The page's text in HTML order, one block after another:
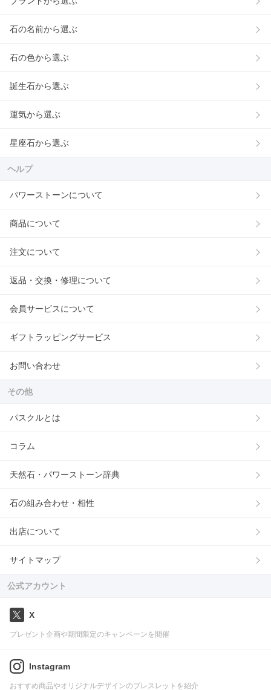
石の名前から選ぶ
石の色から選ぶ
誕生石から選ぶ
運気から選ぶ
星座石から選ぶ
ヘルプ
パワーストーンについて
商品について
注文について
返品・交換・修理について
会員サービスについて
ギフトラッピングサービス
お問い合わせ
その他
パスクルとは
コラム
天然石・パワーストーン辞典
石の組み合わせ・相性
出店について
サイトマップ
公式アカウント
X
プレゼント企画や期間限定のキャンペーンを開催
Instagram
おすすめ商品やオリジナルデザインのブレスレットを紹介